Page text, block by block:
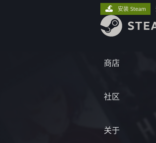
商店
社区
关于
安装 Steam